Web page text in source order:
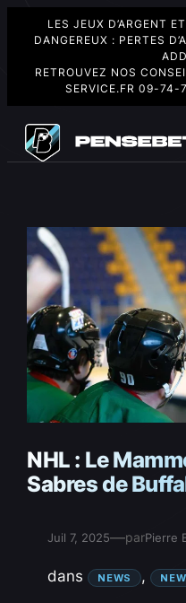
LES JEUX D’ARGENT
DANGEREUX : PERTES
RETROUVEZ NOS
SERVICE.FR 09-74-
contenu
NHL : Le
Sabres de
Juil 7, 2025—parPierre
dans NEWS ,